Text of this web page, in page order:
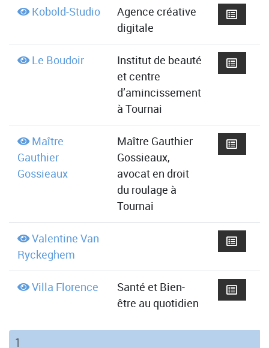
Kobold-Studio
Agence créative
digitale
Le Boudoir
Institut de beauté
et centre
d’amincissement
à Tournai
Maître
Gauthier
Gossieaux
Maître Gauthier
Gossieaux,
avocat en droit
du roulage à
Tournai
Valentine Van
Ryckeghem
Villa Florence
Santé et Bien-
être au quotidien
1